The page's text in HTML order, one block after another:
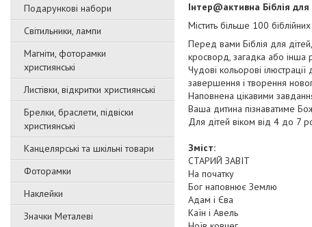
Подарункові набори
Світильники, лампи
Магніти, фоторамки
християнські
Листівки, відкритки християнські
Брелки, браслети, підвіски
християнські
Канцелярські та шкільні товари
Фоторамки
Наклейки
Значки Металеві
Інтер@активна Біблія для
Містить більше 100
Перед вами Біблія для
кросворд, загадка або інша
Чудові кольорові
завершення і творення
Наповнена цікавими
Ваша дитина пізнаватиме
Для дітей віком від 4 до 7
Зміст:
СТАРИЙ ЗАВІТ
На початку
Бог наповнює Землю
Адам і Єва
Каїн і Авель